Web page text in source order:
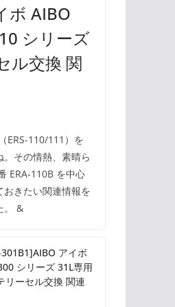
ボ AIBO
シリーズ
ル交換 関
ERS-110/111）を
その情熱、素晴ら
ERA-110B を中心
きたい関連情報を
。 &
301B1]AIBO アイボ
シリーズ 31L専用
リーセル交換 関連